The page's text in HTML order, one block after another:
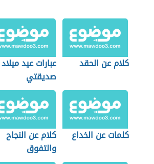
كلام عن الحقد
عبارات عيد ميلاد
صديقتي
كلمات عن الخداع
كلام عن النجاح
والتفوق